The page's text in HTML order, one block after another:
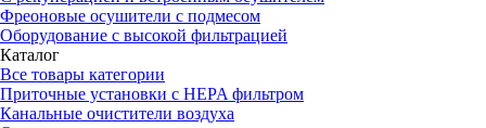
Фреоновые осушители с подмесом
Оборудование с высокой фильтрацией
Каталог
Все товары категории
Приточные установки c HEPA фильтром
Канальные очистители воздуха